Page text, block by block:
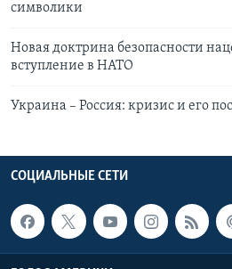
символики
Новая доктрина безопасности
вступление в НАТО
Украина – Россия: кризис и его
СОЦИАЛЬНЫЕ СЕТИ